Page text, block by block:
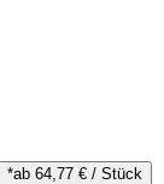
*ab 64,77 €/ Stück